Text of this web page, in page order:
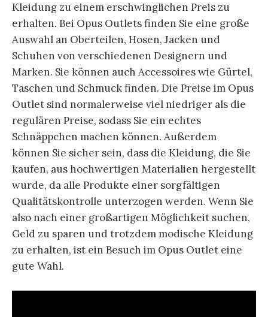
Kleidung zu einem erschwinglichen Preis zu
erhalten. Bei Opus Outlets finden Sie eine große
Auswahl an Oberteilen, Hosen, Jacken und
Schuhen von verschiedenen Designern und
Marken. Sie können auch Accessoires wie Gürtel,
Taschen und Schmuck finden. Die Preise im Opus
Outlet sind normalerweise viel niedriger als die
regulären Preise, sodass Sie ein echtes
Schnäppchen machen können. Außerdem
können Sie sicher sein, dass die Kleidung, die Sie
kaufen, aus hochwertigen Materialien hergestellt
wurde, da alle Produkte einer sorgfältigen
Qualitätskontrolle unterzogen werden. Wenn Sie
also nach einer großartigen Möglichkeit suchen,
Geld zu sparen und trotzdem modische Kleidung
zu erhalten, ist ein Besuch im Opus Outlet eine
gute Wahl.